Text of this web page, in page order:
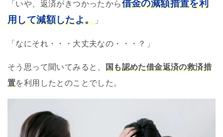
「いや、返済がきつかったから借金の減額措置を利
用して減額したよ。」
「なにそれ・・・大丈夫なの・・・？」
そう思って聞いてみると、 国も認めた借金返済の救済措
置を利用したとのことでした。